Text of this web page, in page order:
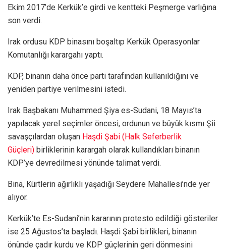
Ekim 2017’de Kerkük’e girdi ve kentteki Peşmerge varlığına
son verdi.
Irak ordusu KDP binasını boşaltıp Kerkük Operasyonlar
Komutanlığı karargahı yaptı.
KDP, binanın daha önce parti tarafından kullanıldığını ve
yeniden partiye verilmesini istedi.
Irak Başbakanı Muhammed Şiya es-Sudani, 18 Mayıs’ta
yapılacak yerel seçimler öncesi, ordunun ve büyük kısmı Şii
savaşçılardan oluşan Haşdi Şabi (Halk Seferberlik
Güçleri) birliklerinin karargah olarak kullandıkları binanın
KDP’ye devredilmesi yönünde talimat verdi.
Bina, Kürtlerin ağırlıklı yaşadığı Seydere Mahallesi’nde yer
alıyor.
Kerkük’te Es-Sudani’nin kararının protesto edildiği gösteriler
ise 25 Ağustos’ta başladı. Haşdi Şabi birlikleri, binanın
önünde çadır kurdu ve KDP güçlerinin geri dönmesini